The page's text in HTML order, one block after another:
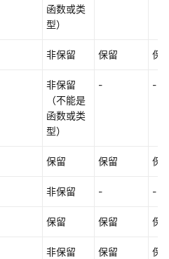
函数或类
型）
非保留 保留 保
非保留
（不能是
函数或类
型）
- -
保留 保留 保
非保留 - -
保留 保留 保
非保留 保留 保